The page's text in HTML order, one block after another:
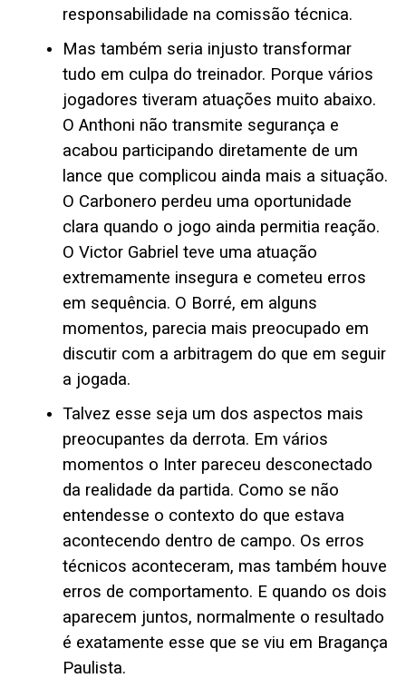
responsabilidade na comissão técnica.
Mas também seria injusto transformar
tudo em culpa do treinador. Porque vários
jogadores tiveram atuações muito abaixo.
O Anthoni não transmite segurança e
acabou participando diretamente de um
lance que complicou ainda mais a situação.
O Carbonero perdeu uma oportunidade
clara quando o jogo ainda permitia reação.
O Victor Gabriel teve uma atuação
extremamente insegura e cometeu erros
em sequência. O Borré, em alguns
momentos, parecia mais preocupado em
discutir com a arbitragem do que em seguir
a jogada.
Talvez esse seja um dos aspectos mais
preocupantes da derrota. Em vários
momentos o Inter pareceu desconectado
da realidade da partida. Como se não
entendesse o contexto do que estava
acontecendo dentro de campo. Os erros
técnicos aconteceram, mas também houve
erros de comportamento. E quando os dois
aparecem juntos, normalmente o resultado
é exatamente esse que se viu em Bragança
Paulista.